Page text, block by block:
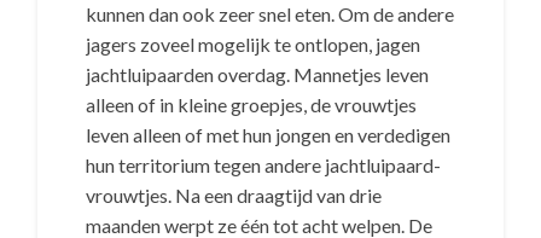
kunnen dan ook zeer snel eten. Om de andere
jagers zoveel mogelijk te ontlopen, jagen
jachtluipaarden overdag. Mannetjes leven
alleen of in kleine groepjes, de vrouwtjes
leven alleen of met hun jongen en verdedigen
hun territorium tegen andere jachtluipaard-
vrouwtjes. Na een draagtijd van drie
maanden werpt ze één tot acht welpen. De